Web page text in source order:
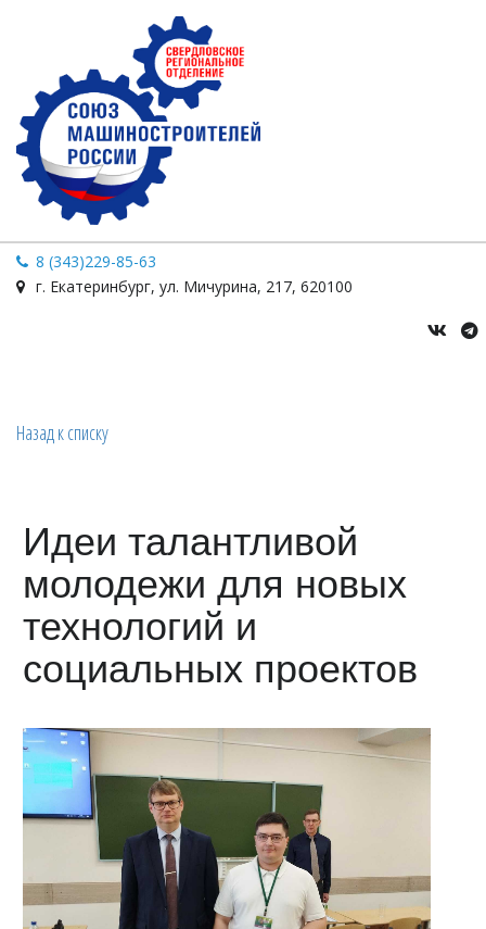
8 (343)229-85-63
г. Екатеринбург, ул. Мичурина, 217, 620100
Назад к списку
Идеи талантливой
молодежи для новых
технологий и
социальных проектов